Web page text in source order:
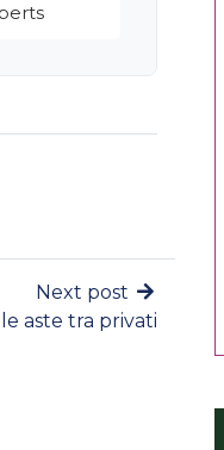
Next post
aste tra privati